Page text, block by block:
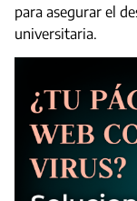
para asegurar el
universitaria.